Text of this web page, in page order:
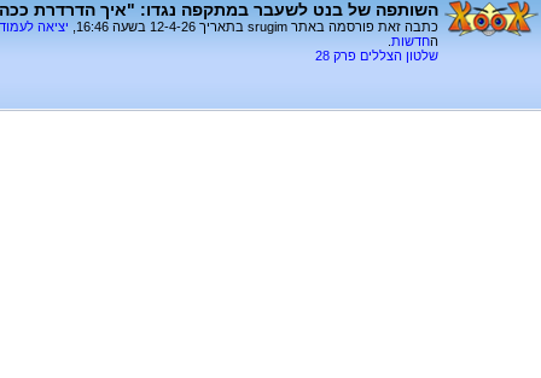
השותפה של בנט לשעבר במתקפה נגדו: "איך הדרדרת
כתבה זאת פורסמה באתר srugim בתאריך 12-4-26 בשעה 16:46, יציאה
החדשות
שלטון הצללים פרק 28